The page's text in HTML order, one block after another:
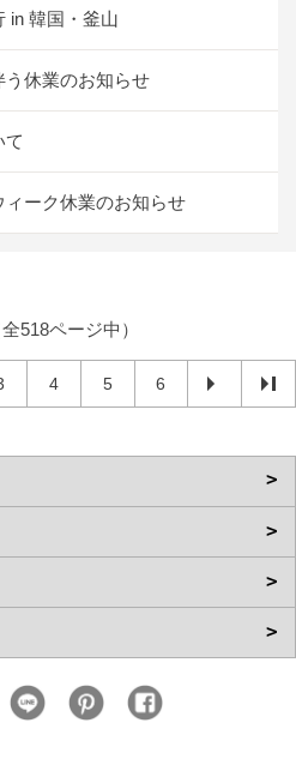
in 韓国・釜山
う休業のお知らせ
て
ィーク休業のお知らせ
518ページ中）
4 5 6